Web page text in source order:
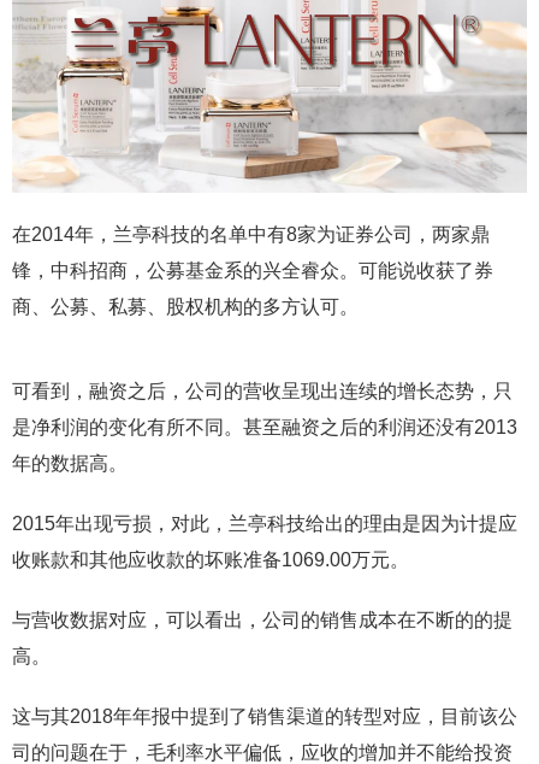
在2014年，兰亭科技的名单中有8家为证券公司，两家鼎
锋，中科招商，公募基金系的兴全睿众。可能说收获了券
商、公募、私募、股权机构的多方认可。
可看到，融资之后，公司的营收呈现出连续的增长态势，只
是净利润的变化有所不同。甚至融资之后的利润还没有2013
年的数据高。
2015年出现亏损，对此，兰亭科技给出的理由是因为计提应
收账款和其他应收款的坏账准备1069.00万元。
与营收数据对应，可以看出，公司的销售成本在不断的的提
高。
这与其2018年年报中提到了销售渠道的转型对应，目前该公
司的问题在于，毛利率水平偏低，应收的增加并不能给投资